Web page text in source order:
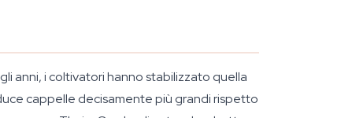
anni, i coltivatori hanno stabilizzato quella
cappelle decisamente più grandi rispetto